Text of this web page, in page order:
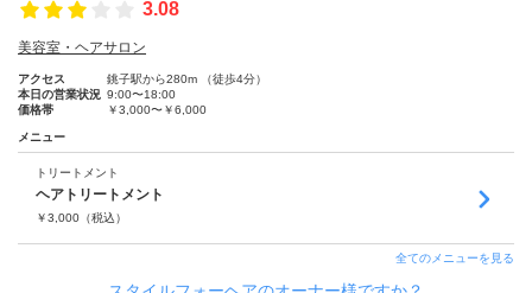
3.08
美容室・ヘアサロン
アクセス
銚子駅から280m （徒歩4分）
本日の営業状況 9:00〜18:00
価格帯
￥3,000〜￥6,000
メニュー
トリートメント
ヘアトリートメント
￥3,000 （税込）
全てのメニューを見る